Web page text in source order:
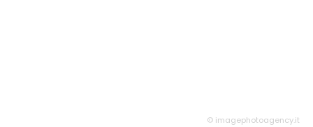
© imagephotoagency.it